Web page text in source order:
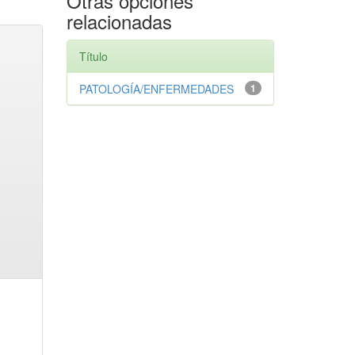
relacionadas
Título
1
PATOLOGÍA/ENFERMEDADES